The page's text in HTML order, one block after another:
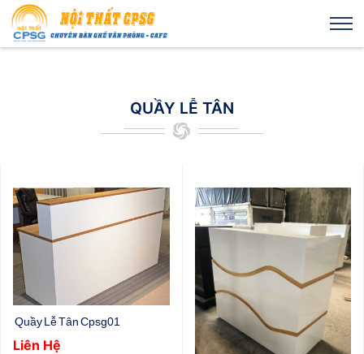
QUẦY LỄ TÂN
Quầy Lễ Tân Cpsg01
Liên Hệ